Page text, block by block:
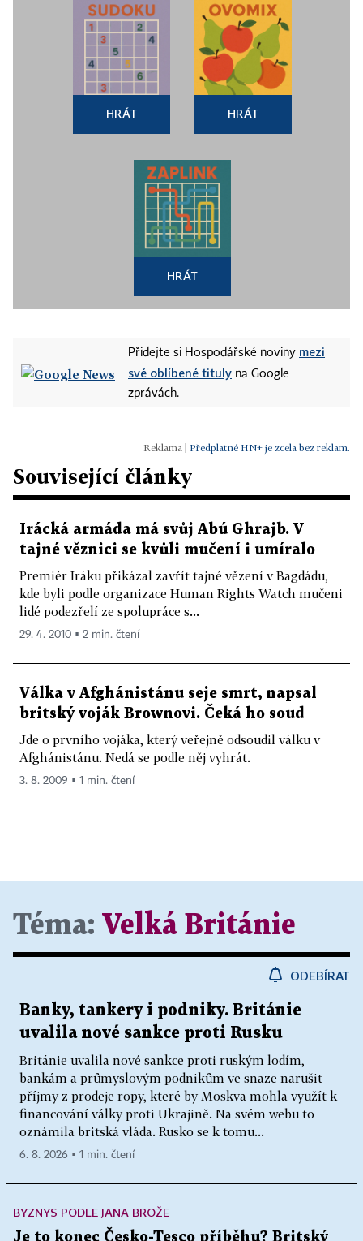
HRÁT HRÁT
HRÁT
Přidejte si Hospodářské noviny mezi
své oblíbené tituly na Google
zprávách.
Předplatné HN+ je zcela bez reklam.
Související články
Irácká armáda má svůj Abú Ghrajb. V
tajné věznici se kvůli mučení i umíralo
Premiér Iráku přikázal zavřít tajné vězení v Bagdádu,
kde byli podle organizace Human Rights Watch mučeni
lidé podezřelí ze spolupráce s...
29. 4. 2010 ▪ 2 min. čtení
Válka v Afghánistánu seje smrt, napsal
britský voják Brownovi. Čeká ho soud
Jde o prvního vojáka, který veřejně odsoudil válku v
Afghánistánu. Nedá se podle něj vyhrát.
3. 8. 2009 ▪ 1 min. čtení
Téma: Velká Británie
ODEBÍRAT
Banky, tankery i podniky. Británie
uvalila nové sankce proti Rusku
Británie uvalila nové sankce proti ruským lodím,
bankám a průmyslovým podnikům ve snaze narušit
příjmy z prodeje ropy, které by Moskva mohla využít k
financování války proti Ukrajině. Na svém webu to
oznámila britská vláda. Rusko se k tomu...
6. 8. 2026 ▪ 1 min. čtení
BYZNYS PODLE JANA BROŽE
Je to konec Česko-Tesco příběhu? Britský